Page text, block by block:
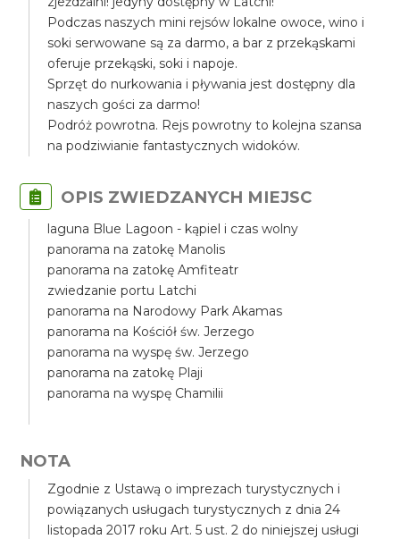
Podczas naszych mini rejsów lokalne owoce, wino i
soki serwowane są za darmo, a bar z przekąskami
oferuje przekąski, soki i napoje.
Sprzęt do nurkowania i pływania jest dostępny dla
naszych gości za darmo!
Podróż powrotna. Rejs powrotny to kolejna szansa
na podziwianie fantastycznych widoków.
OPIS ZWIEDZANYCH MIEJSC
laguna Blue Lagoon - kąpiel i czas wolny
panorama na zatokę Manolis
panorama na zatokę Amfiteatr
zwiedzanie portu Latchi
panorama na Narodowy Park Akamas
panorama na Kościół św. Jerzego
panorama na wyspę św. Jerzego
panorama na zatokę Plaji
panorama na wyspę Chamilii
NOTA
Zgodnie z Ustawą o imprezach turystycznych i
powiązanych usługach turystycznych z dnia 24
listopada 2017 roku Art. 5 ust. 2 do niniejszej usługi